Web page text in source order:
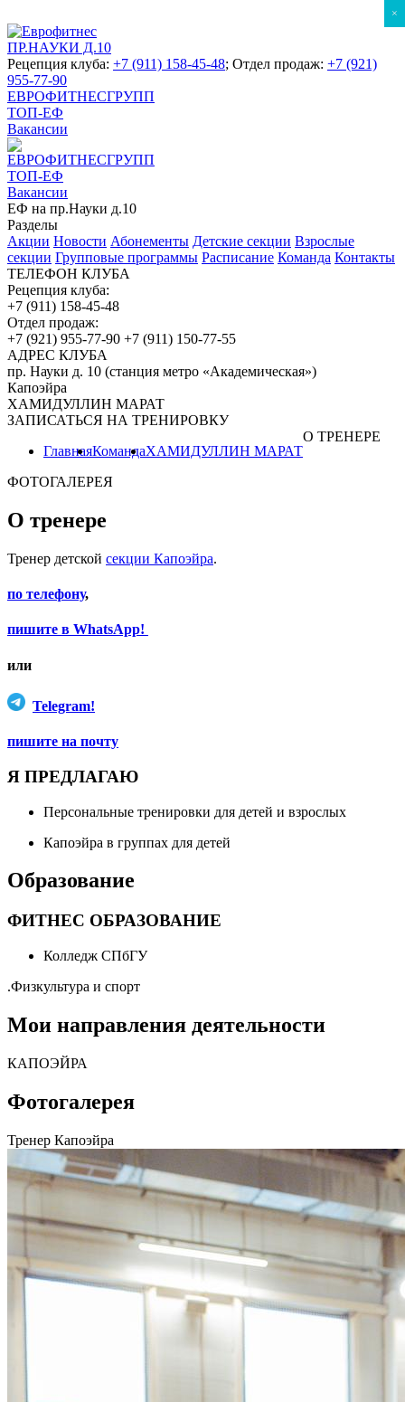
ПР.НАУКИ Д.10
Рецепция клуба: +7 (911) 158-45-48; Отдел продаж: +7 (921)
955-77-90
ЕВРОФИТНЕСГРУПП
ТОП-ЕФ
Вакансии
ЕВРОФИТНЕСГРУПП
ТОП-ЕФ
Вакансии
ЕФ на пр.Науки д.10
Разделы
Акции Новости Абонементы Детские секции Взрослые
секции Групповые программы Расписание Команда Контакты
ТЕЛЕФОН КЛУБА
Рецепция клуба:
+7 (911) 158-45-48
Отдел продаж:
+7 (921) 955-77-90 +7 (911) 150-77-55
АДРЕС КЛУБА
пр. Науки д. 10 (станция метро «Академическая»)
Капоэйра
ХАМИДУЛЛИН МАРАТ
ЗАПИСАТЬСЯ НА ТРЕНИРОВКУ
ГлавнаяКомандаХАМИДУЛЛИН МАРАТ
О ТРЕНЕРЕ
ФОТОГАЛЕРЕЯ
О тренере
Тренер детской секции Капоэйра.
по телефону,
пишите в WhatsApp!
или
Telegram!
пишите на почту
Я ПРЕДЛАГАЮ
Персональные тренировки для детей и взрослых
Капоэйра в группах для детей
Образование
ФИТНЕС ОБРАЗОВАНИЕ
Колледж СПбГУ
.Физкультура и спорт
Мои направления деятельности
КАПОЭЙРА
Фотогалерея
Тренер Капоэйра
×